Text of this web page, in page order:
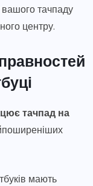
тачпаду
центру.
тачпад на
мають